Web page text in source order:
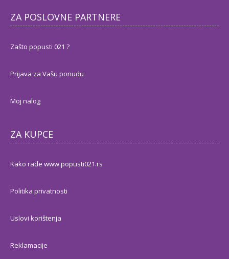
ZA POSLOVNE PARTNERE
Zašto popusti 021 ?
Prijava za Vašu ponudu
Moj nalog
ZA KUPCE
Kako rade www.popusti021.rs
Politika privatnosti
Uslovi korištenja
Reklamacije